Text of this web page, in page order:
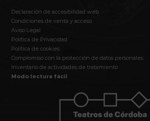
Declaración de accesibilidad web
Condiciones de venta y acceso
Aviso Legal
Política de Privacidad
Política de cookies
Compromiso con la protección de datos personales
Inventario de actividades de tratamiento
Modo lectura fácil